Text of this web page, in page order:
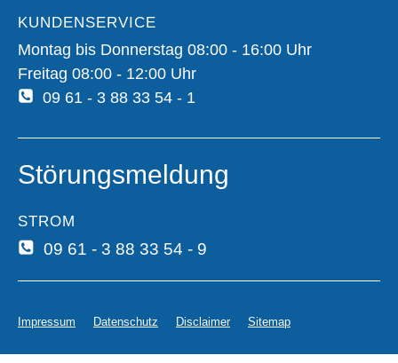
KUNDENSERVICE
Montag bis Donnerstag 08:00 - 16:00 Uhr
Freitag 08:00 - 12:00 Uhr
09 61 - 3 88 33 54 - 1
Störungsmeldung
STROM
09 61 - 3 88 33 54 - 9
Impressum Datenschutz Disclaimer Sitemap